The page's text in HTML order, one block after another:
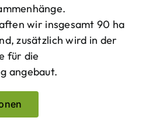
wir insgesamt 90 ha
zusätzlich wird in der
für die
angebaut.